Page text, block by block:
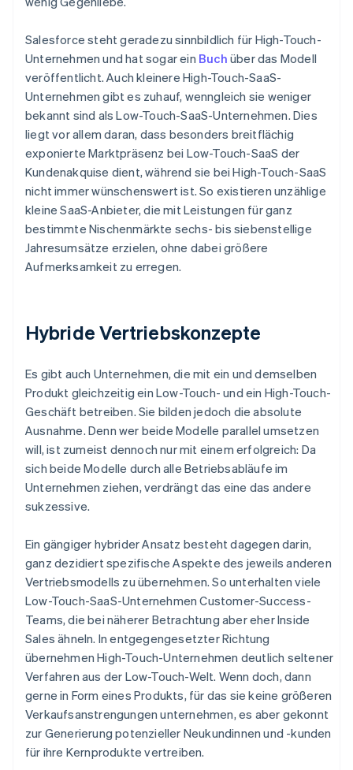
Salesforce steht geradezu sinnbildlich für High-Touch-
Unternehmen und hat sogar ein Buch über das Modell
veröffentlicht. Auch kleinere High-Touch-SaaS-
Unternehmen gibt es zuhauf, wenngleich sie weniger
bekannt sind als Low-Touch-SaaS-Unternehmen. Dies
liegt vor allem daran, dass besonders breitflächig
exponierte Marktpräsenz bei Low-Touch-SaaS der
Kundenakquise dient, während sie bei High-Touch-SaaS
nicht immer wünschenswert ist. So existieren unzählige
kleine SaaS-Anbieter, die mit Leistungen für ganz
bestimmte Nischenmärkte sechs- bis siebenstellige
Jahresumsätze erzielen, ohne dabei größere
Aufmerksamkeit zu erregen.
Hybride Vertriebskonzepte
Es gibt auch Unternehmen, die mit ein und demselben
Produkt gleichzeitig ein Low-Touch- und ein High-Touch-
Geschäft betreiben. Sie bilden jedoch dieabsolute
Ausnahme. Denn wer beide Modelle parallel umsetzen
will, ist zumeist dennoch nur mit einem erfolgreich: Da
sich beide Modelle durch alle Betriebsabläufe im
Unternehmen ziehen, verdrängt das eine das andere
sukzessive.
Ein gängiger hybrider Ansatz besteht dagegen darin,
ganz dezidiert spezifische Aspekte des jeweils anderen
Vertriebsmodells zu übernehmen. So unterhalten viele
Low-Touch-SaaS-Unternehmen Customer-Success-
Teams, die bei näherer Betrachtung aber eher Inside
Sales ähneln. In entgegengesetzter Richtung
übernehmen High-Touch-Unternehmen deutlich seltener
Verfahren aus der Low-Touch-Welt. Wenn doch, dann
gerne in Form eines Produkts, für das sie keine größeren
Verkaufsanstrengungen unternehmen, es aber gekonnt
zur Generierung potenzieller Neukundinnen und -kunden
für ihre Kernprodukte vertreiben.